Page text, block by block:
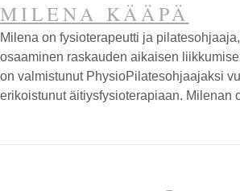
jooga-
ja
Pilates-
studio
MILENA KÄÄPÄ
Milena on fysioterapeutti ja
osaaminen raskauden aikaisen
on valmistunut PhysioPilatesohjaajaksi
erikoistunut äitiysfysioterapiaan. Milenan